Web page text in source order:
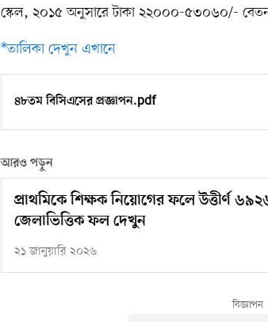
স্কেল, ২০১৫ অনুসারে টাকা ২২০০০-৫৩০৬০/-
*তালিকা দেখুন এখানে
৪৮তম বিসিএসের প্রজ্ঞাপন.pdf
আরও পড়ুন
প্রাথমিকে শিক্ষক নিয়োগের ফলে উত্তীর্ণ
জেলাভিত্তিক ফল দেখুন
২১ জানুয়ারি ২০২৬